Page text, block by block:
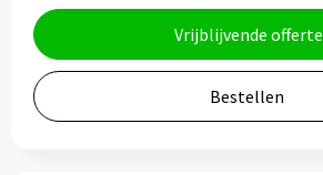
Thermosbekers
Mokken & kopjes
Glazen
Vrijblijvende offerte
Bestellen